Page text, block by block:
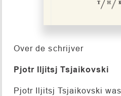
Over de schrijver
Pjotr Iljitsj Tsjaikovski
Pjotr Iljitsj Tsjaikovski